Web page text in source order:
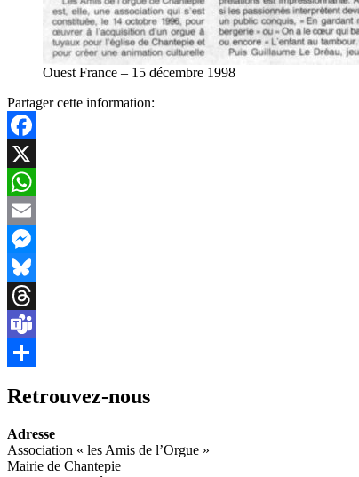
Ouest France – 15 décembre 1998
Partager cette information:
Facebook
X
WhatsApp
Email
Messenger
Bluesky
Threads
Teams
Retrouvez-nous
Adresse
Association « les Amis de l’Orgue »
Mairie de Chantepie